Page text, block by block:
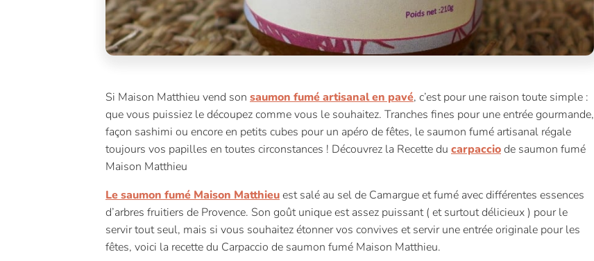
Si Maison Matthieu vend son saumon fumé artisanal en pavé, c’est pour une raison toute simple :
que vous puissiez le découpez comme vous le souhaitez. Tranches fines pour une entrée gourmande,
façon sashimi ou encore en petits cubes pour un apéro de fêtes, le saumon fumé artisanal régale
toujours vos papilles en toutes circonstances ! Découvrez la Recette du carpacciode saumon fumé
Maison Matthieu
Le saumon fumé Maison Matthieuest salé au sel de Camargue et fumé avec différentes essences
d’arbres fruitiers de Provence. Son goût unique est assez puissant ( et surtout délicieux ) pour le
servir tout seul, mais si vous souhaitez étonner vos convives et servir une entrée originale pour les
fêtes, voici la recette du Carpaccio de saumon fumé Maison Matthieu.